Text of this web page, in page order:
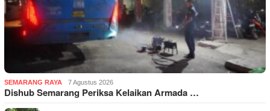
SEMARANG RAYA 7 Agustus 2026
Dishub Semarang Periksa Kelaikan Armada …